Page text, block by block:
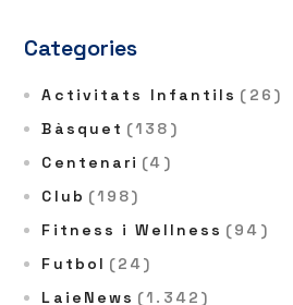
Categories
Activitats Infantils (26)
Bàsquet (138)
Centenari (4)
Club (198)
Fitness i Wellness (94)
Futbol (24)
LaieNews (1.342)